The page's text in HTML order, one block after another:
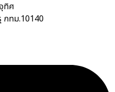
ทิศ
กทม.10140